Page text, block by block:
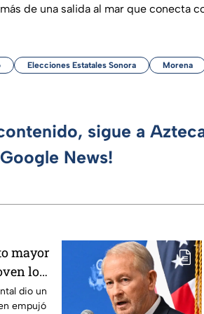
de una salida al mar que conecta
Elecciones Estatales Sonora Morena
sigue a
Google News!
mayor
lo
dio un
empujó